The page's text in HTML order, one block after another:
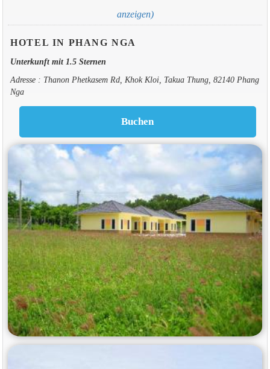
anzeigen)
HOTEL IN PHANG NGA
Unterkunft mit 1.5 Sternen
Adresse : Thanon Phetkasem Rd, Khok Kloi, Takua Thung, 82140 Phang
Nga